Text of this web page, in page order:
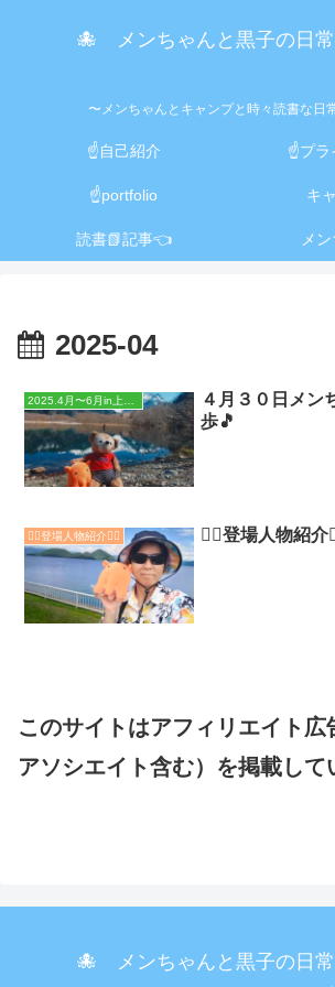
🐙 メンちゃんと黒子の
〜メンちゃんとキャンプと時々読書な日
☝️自己紹介 ☝️プラ
☝️portfolio キ
読書📗記事👈 メ
2025-04
４月３０日メン
歩🎵
🏳️‍🌈登場人物紹介🏳️‍🌈 🏳️‍🌈登場人物紹介
このサイトはアフィリエイト
アソシエイト含む）を掲載して
🐙 メンちゃんと黒子の